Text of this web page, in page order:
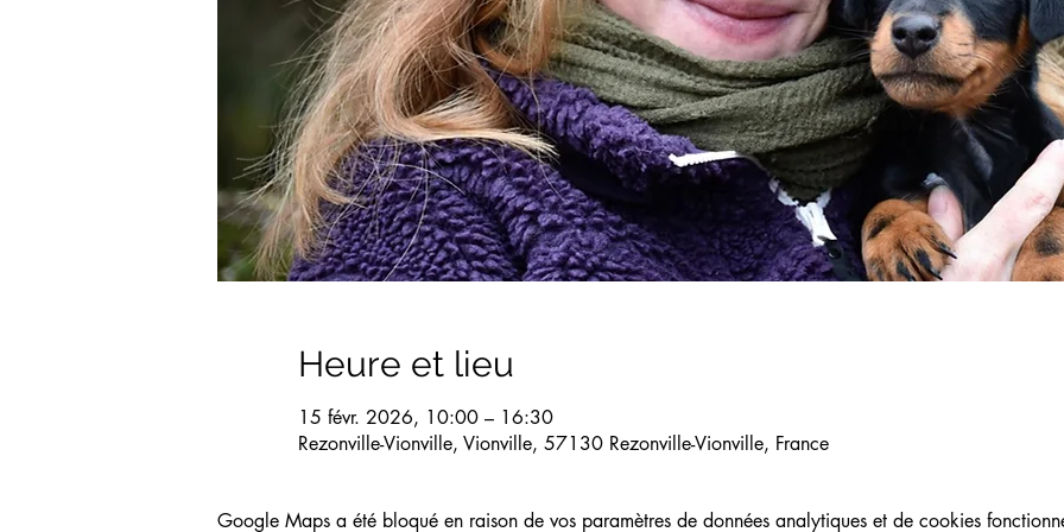
Heure et lieu
15 févr. 2026, 10:00 – 16:30
Rezonville-Vionville, Vionville, 57130 Rezonville-Vionville, France
Google Maps a été bloqué en raison de vos paramètres de données analytiques et de cookies